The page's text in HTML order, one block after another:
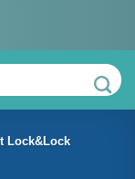
Lock&Lock